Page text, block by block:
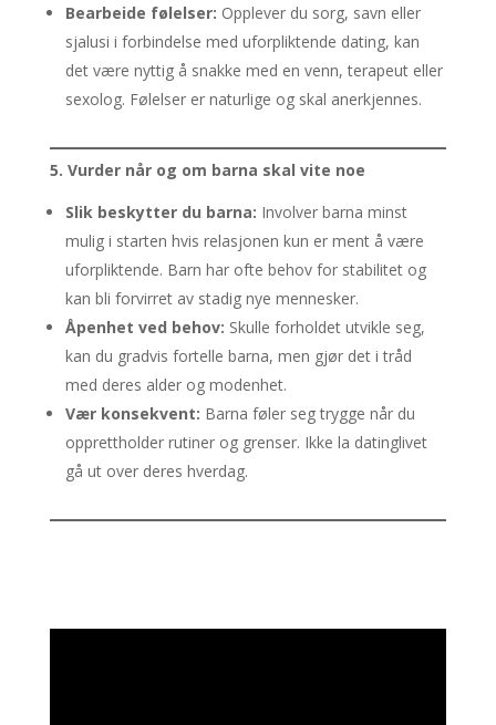
Bearbeide følelser: Opplever du sorg, savn eller
sjalusi i forbindelse med uforpliktende dating, kan
det være nyttig å snakke med en venn, terapeut eller
sexolog. Følelser er naturlige og skal anerkjennes.
5. Vurder når og om barna skal vite noe
Slik beskytter du barna: Involver barna minst
mulig i starten hvis relasjonen kun er ment å være
uforpliktende. Barn har ofte behov for stabilitet og
kan bli forvirret av stadig nye mennesker.
Åpenhet ved behov: Skulle forholdet utvikle seg,
kan du gradvis fortelle barna, men gjør det i tråd
med deres alder og modenhet.
Vær konsekvent: Barna føler seg trygge når du
opprettholder rutiner og grenser. Ikke la datinglivet
gå ut over deres hverdag.